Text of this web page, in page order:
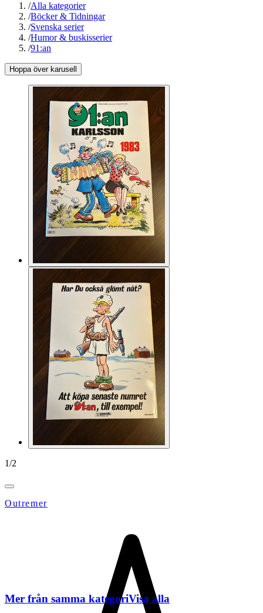
/Alla kategorier
/Böcker & Tidningar
/Svenska serier
/Humor & buskisserier
/91:an
Hoppa över karusell
1/2
Outremer
Mer från samma kategoriVisa alla